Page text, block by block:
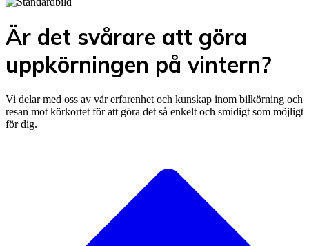
Är det svårare att göra
uppkörningen på vintern?
Vi delar med oss av vår erfarenhet och kunskap inom bilkörning och
resan mot körkortet för att göra det så enkelt och smidigt som möjligt
för dig.